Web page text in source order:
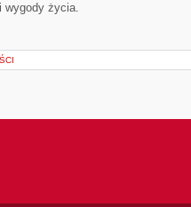
wygody życia.